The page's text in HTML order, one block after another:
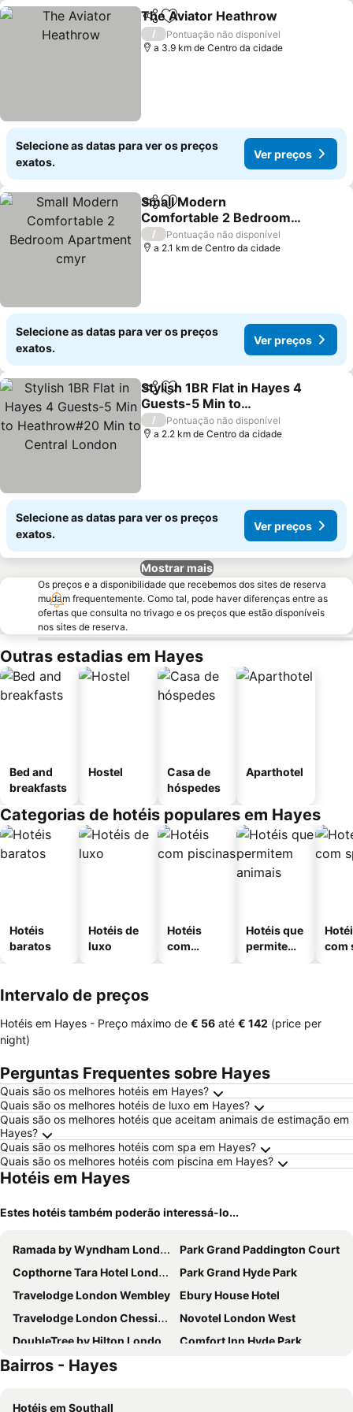
PartilharAdicionar aos favoritos
The Aviator Heathrow
/
Pontuação não disponível
a 3.9 km de Centro da cidade
Selecione as datas para ver os preços
exatos.
Ver preços
PartilharAdicionar aos favoritos
Small Modern
Comfortable 2 Bedroom
Apartment cmyr
Ver preços
/
Pontuação não disponível
a 2.1 km de Centro da cidade
Selecione as datas para ver os preços
exatos.
Ver preços
PartilharAdicionar aos favoritos
Stylish 1BR Flat in Hayes 4
Guests-5 Min to
Heathrow#20 Min to
Central London
Ver preços
/
Pontuação não disponível
a 2.2 km de Centro da cidade
Selecione as datas para ver os preços
exatos.
Ver preços
Mostrar mais
Os preços e a disponibilidade que recebemos dos sites de reserva
mudam frequentemente. Como tal, pode haver diferenças entre as
ofertas que consulta no trivago e os preços que estão disponíveis
nos sites de reserva.
Outras estadias em Hayes
Bed and
breakfasts
Hostel
Casa de
hóspedes
Aparthotel
Categorias de hotéis populares em Hayes
Hotéis
baratos
Hotéis de
luxo
Hotéis
com
Hotéis que
permitem
com
Intervalo de preços
Hotéis em Hayes - Preço máximo de ‎€ 56 até ‎€ 142 (price per
night)
Perguntas Frequentes sobre Hayes
Quais são os melhores hotéis em Hayes?
Quais são os melhores hotéis de luxo em Hayes?
Quais são os melhores hotéis que aceitam animais de estimação em
Hayes?
Quais são os melhores hotéis com spa em Hayes?
Quais são os melhores hotéis com piscina em Hayes?
Hotéis em Hayes
Estes hotéis também poderão interessá-lo...
Ramada by Wyndham London North M1
Park Grand Paddington Court
Copthorne Tara Hotel London Kensington
Park Grand Hyde Park
Travelodge London Wembley
Ebury House Hotel
Travelodge London Chessington Tolworth
Novotel London West
DoubleTree by Hilton London - Chelsea
Comfort Inn Hyde Park
The Kings Head Hotel
Holiday Inn London - Brentford Lock By Ihg
Bairros - Hayes
Hotéis em Southall